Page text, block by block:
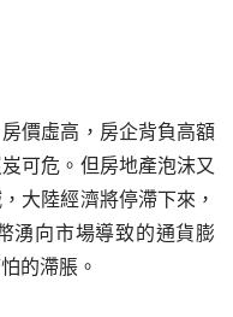
價虛高，房企背負高額
可危。但房地產泡沫又
大陸經濟將停滯下來，
湧向市場導致的通貨膨
的滯脹。